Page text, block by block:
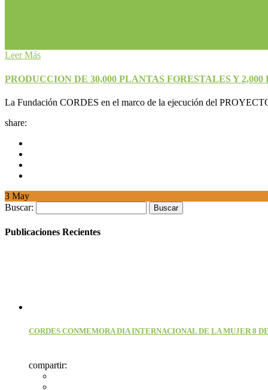
Leer Más
PRODUCCION DE 30,000 PLANTAS FORESTALES Y
La Fundación CORDES en el marco de la ejecución del
share:
3 May
Buscar:
Publicaciones Recientes
CORDES CONMEMORA DIA INTERNACIONAL DE LA MUJER 8
compartir: